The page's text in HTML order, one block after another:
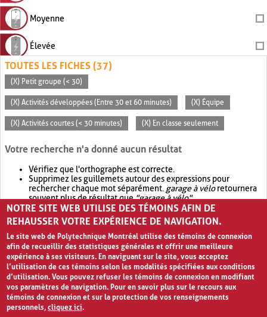
Moyenne
Élevée
TOUTES LES FICHES (37)
(X) Petit groupe (< 30)
(X) Activités développées (Entre 30 et 60 minutes) (X) Équipe
(X) Activités courtes (< 30 minutes) (X) En classe seulement
Votre recherche n'a donné aucun résultat
Vérifiez que l'orthographe est correcte.
Supprimez les guillemets autour des expressions pour
rechercher chaque mot séparément. garage à véloretournera
souvent plus de résultat que"garage à vélo".
Envisagez d'élargir votre recherche avec OR.garage OR vélo
retournera souvent plus de résultat quegarage à vélo
NOTRE SITE WEB UTILISE DES TÉMOINS AFIN DE
REHAUSSER VOTRE EXPÉRIENCE DE NAVIGATION.
Le site web de Polytechnique Montréal utilise des témoins de connexion
afin de recueillir des statistiques générales et offrir une meilleure
expérience à ses visiteurs. En naviguant sur le site, vous acceptez
l’utilisation de ces témoins selon les modalités spécifiées aux conditions
d’utilisation. Vous pouvez refuser les témoins de connexion en modifiant
vos paramètres de navigation. Pour en savoir plus sur le recours aux
témoins de connexion et sur la protection de vos renseignements
personnels,cliquez ici.